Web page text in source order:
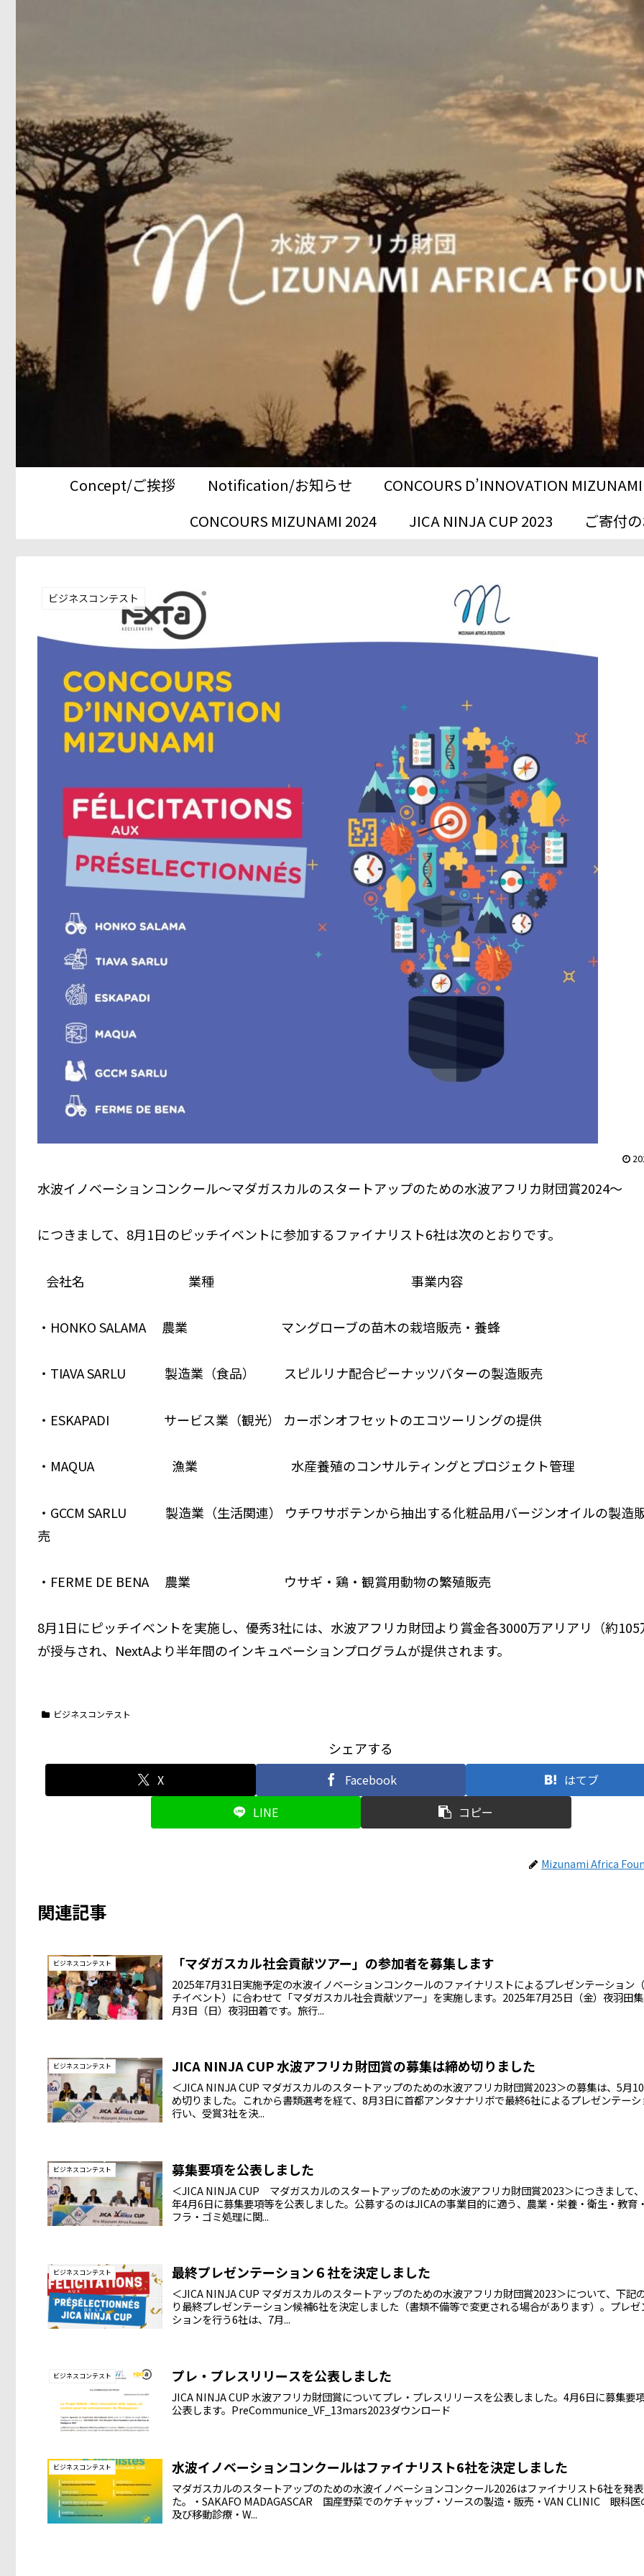
Concept/ご挨拶 Notification/お知らせ
CONCOURS D’INNOVATION
CONCOURS MIZUNAMI 2024
JICA NINJA CUP 2023 ご寄付
ビジネスコンテスト
水波イノベーションコンクール～マダガスカルのスタートアップのための水波アフリカ財団賞2024～
につきまして、8月1日のピッチイベントに参加するファイナリスト6社は次のとおりです。
会社名 業種 事業内容
・HONKO SALAMA 農業 マングローブの苗木の栽培販売・養蜂
・TIAVA SARLU 製造業（食品） スピルリナ配合ピーナッツバターの製造販売
・ESKAPADI サービス業（観光） カーボンオフセットのエコツーリングの提供
・MAQUA 漁業 水産養殖のコンサルティングとプロジェクト管理
・GCCM SARLU 製造業（生活関連） ウチワサボテンから抽出する化粧品用バージンオイルの製造
売
・FERME DE BENA 農業 ウサギ・鶏・観賞用動物の繁殖販売
8月1日にピッチイベントを実施し、優秀3社には、水波アフリカ財団より賞金各3000万アリアリ（約105
が授与され、NextAより半年間のインキュベーションプログラムが提供されます。
ビジネスコンテスト
シェアする
X Facebook
はてブ
LINE
コピー
Mizunami Africa
関連記事
ビジネスコンテスト 「マダガスカル社会貢献ツアー」の参加者を募集します
2025年7月31日実施予定の水波イノベーションコンクールのファイナリストによるプレゼンテーション
チイベント）に合わせて「マダガスカル社会貢献ツアー」を実施します。2025年7月25日（金）夜羽田
月3日（日）夜羽田着です。旅行...
ビジネスコンテスト JICA NINJA CUP 水波アフリカ財団賞の募集は締め切りました
＜JICA NINJA CUP マダガスカルのスタートアップのための水波アフリカ財団賞2023＞の募集は、5月
め切りました。これから書類選考を経て、8月3日に首都アンタナナリボで最終6社によるプレゼンテー
行い、受賞3社を決...
ビジネスコンテスト 募集要項を公表しました
＜JICA NINJA CUP マダガスカルのスタートアップのための水波アフリカ財団賞2023＞につきまして
年4月6日に募集要項等を公表しました。公募するのはJICAの事業目的に適う、農業・栄養・衛生・教育
フラ・ゴミ処理に関...
ビジネスコンテスト 最終プレゼンテーション６社を決定しました
＜JICA NINJA CUP マダガスカルのスタートアップのための水波アフリカ財団賞2023＞について、下記
り最終プレゼンテーション候補6社を決定しました（書類不備等で変更される場合があります）。プレゼ
ションを行う6社は、7月...
ビジネスコンテスト プレ・プレスリリースを公表しました
JICA NINJA CUP 水波アフリカ財団賞についてプレ・プレスリリースを公表しました。4月6日に募集要
公表します。PreCommunice_VF_13mars2023ダウンロード
ビジネスコンテスト 水波イノベーションコンクールはファイナリスト6社を決定しました
マダガスカルのスタートアップのための水波イノベーションコンクール2026はファイナリスト6社を発
た。・SAKAFO MADAGASCAR 国産野菜でのケチャップ・ソースの製造・販売・VAN CLINIC 眼科医
及び移動診療・W...